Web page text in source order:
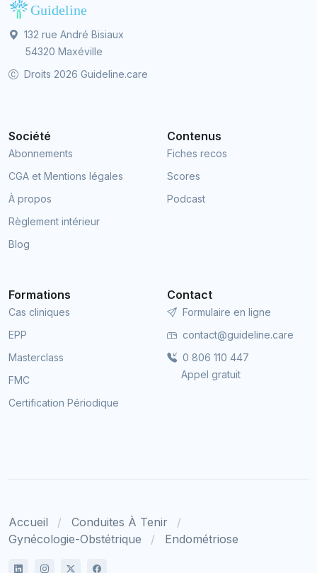
132 rue André Bisiaux
54320 Maxéville
Droits 2026 Guideline.care
Société
Abonnements
CGA et Mentions légales
À propos
Règlement intérieur
Blog
Contenus
Fiches recos
Scores
Podcast
Formations
Cas cliniques
EPP
Masterclass
FMC
Certification Périodique
Contact
Formulaire en ligne
contact@guideline.care
0 806 110 447
Appel gratuit
Accueil
Conduites À Tenir
Gynécologie-Obstétrique
Endométriose